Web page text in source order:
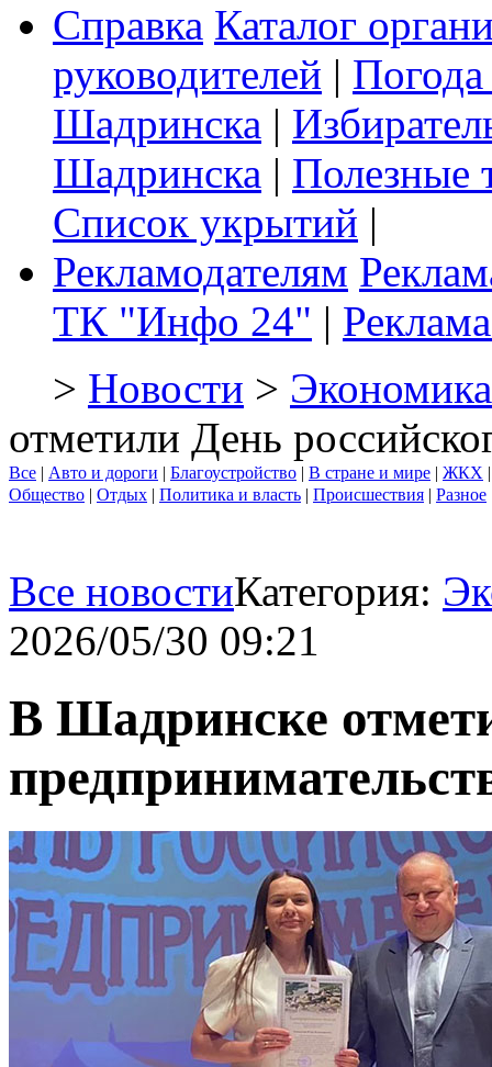
Справка Каталог
руководителей |
Шадринска |
Шадринска | Полезные
Список укрытий |
Рекламодателям
ТК "Инфо 24" |
> Новости >
отметили День
Все | Авто и дороги | Благоустройство | В стране и мире | ЖКХ
Общество | Отдых | Политика и власть | Происшествия | Разное
Все новостиКатегория:
2026/05/30 09:21
В Шадринске